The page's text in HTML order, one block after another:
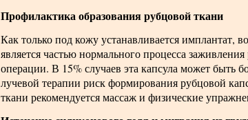
Профилактика образования рубцовой ткани
Как только под кожу устанавливается имплантат,
является частью нормального процесса
операции. В 15% случаев эта капсула может
лучевой терапии риск формирования рубцовой
ткани рекомендуется массаж и физические